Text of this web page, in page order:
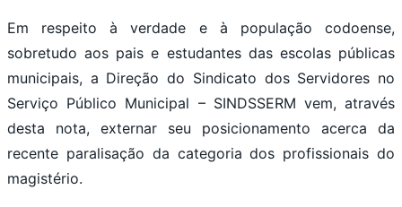
Em respeito à verdade e à população codoense,
sobretudo aos pais e estudantes das escolas públicas
municipais, a Direção do Sindicato dos Servidores no
Serviço Público Municipal – SINDSSERM vem, através
desta nota, externar seu posicionamento acerca da
recente paralisação da categoria dos profissionais do
magistério.